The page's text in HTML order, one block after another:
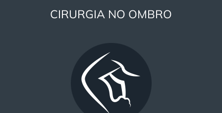
CIRURGIA NO OMBRO